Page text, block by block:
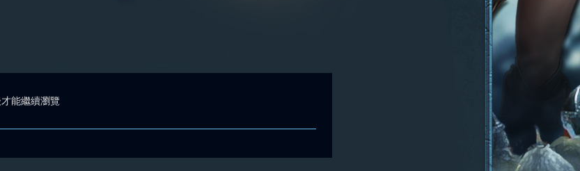
能繼續瀏覽